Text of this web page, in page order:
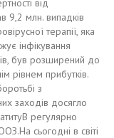
від
9,2 млн. випадків
терапії, яка
інфікування
був розширений до
рівнем прибутків.
з
заходів досягло
регулярно
сьогодні в світі